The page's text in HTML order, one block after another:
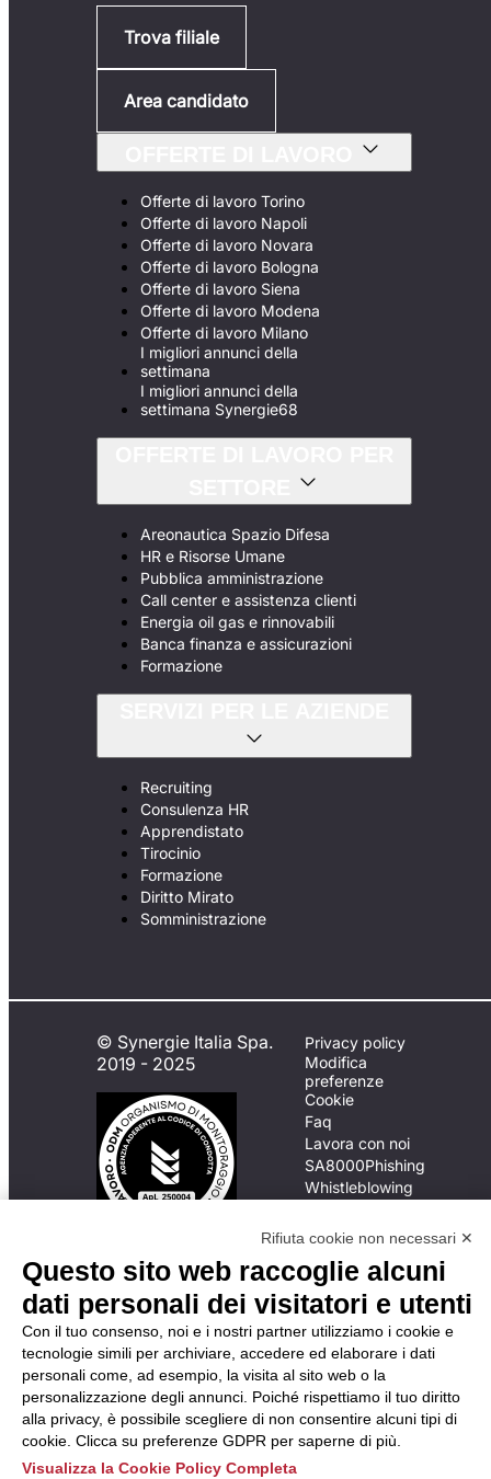
Trova filiale
Area candidato
Offerte di lavoro Torino
Offerte di lavoro Napoli
Offerte di lavoro Novara
Offerte di lavoro Bologna
Offerte di lavoro Siena
Offerte di lavoro Modena
Offerte di lavoro Milano
I migliori annunci della
settimana
I migliori annunci della
settimana Synergie68
Areonautica Spazio Difesa
HR e Risorse Umane
Pubblica amministrazione
Call center e assistenza clienti
Energia oil gas e rinnovabili
Banca finanza e assicurazioni
Formazione
Recruiting
Consulenza HR
Apprendistato
Tirocinio
Formazione
Diritto Mirato
Somministrazione
© Synergie Italia Spa.
2019 - 2025
In caso di
inadempimento da parte
della ApL delle
disposizioni
del Codice di Condotta, è
possibile presentare un
reclamo
all’Organismo di
Monitoraggio utilizzando
una delle modalità
Privacy policy
Modifica
preferenze
Cookie
Faq
Lavora con noi
SA8000Phishing
Whistleblowing
Rifiuta cookie non necessari ✕
Questo sito web raccoglie alcuni
dati personali dei visitatori e utenti
Con il tuo consenso, noi e i nostri partner utilizziamo i cookie e
tecnologie simili per archiviare, accedere ed elaborare i dati
personali come, ad esempio, la visita al sito web o la
personalizzazione degli annunci. Poiché rispettiamo il tuo diritto
alla privacy, è possibile scegliere di non consentire alcuni tipi di
cookie. Clicca su preferenze GDPR per saperne di più.
Visualizza la Cookie Policy Completa